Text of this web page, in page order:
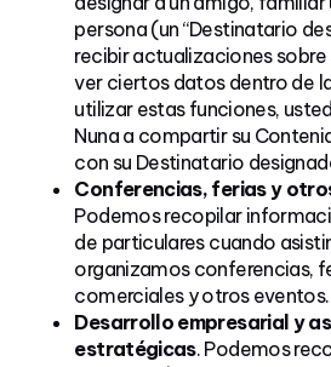
persona (un “Destinatario
recibir actualizaciones sobre
ver ciertos datos dentro de
utilizar estas funciones,
Nuna a compartir su
con su Destinatario
Conferencias, ferias y
Podemos recopilar
de particulares cuando
organizamos conferencias,
comerciales y otros eventos.
Desarrollo empresarial y
estratégicas. Podemos